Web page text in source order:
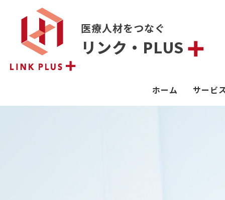
医療人材をつなぐ
リンク・PLUS
ホーム サービ